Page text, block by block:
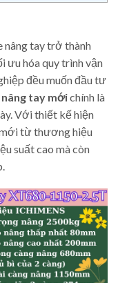
nâng tay trở thành
ưu hóa quy trình vận
đều muốn đầu tư
tay mớichính là
Với thiết kế hiện
từ thương hiệu
suất cao mà còn